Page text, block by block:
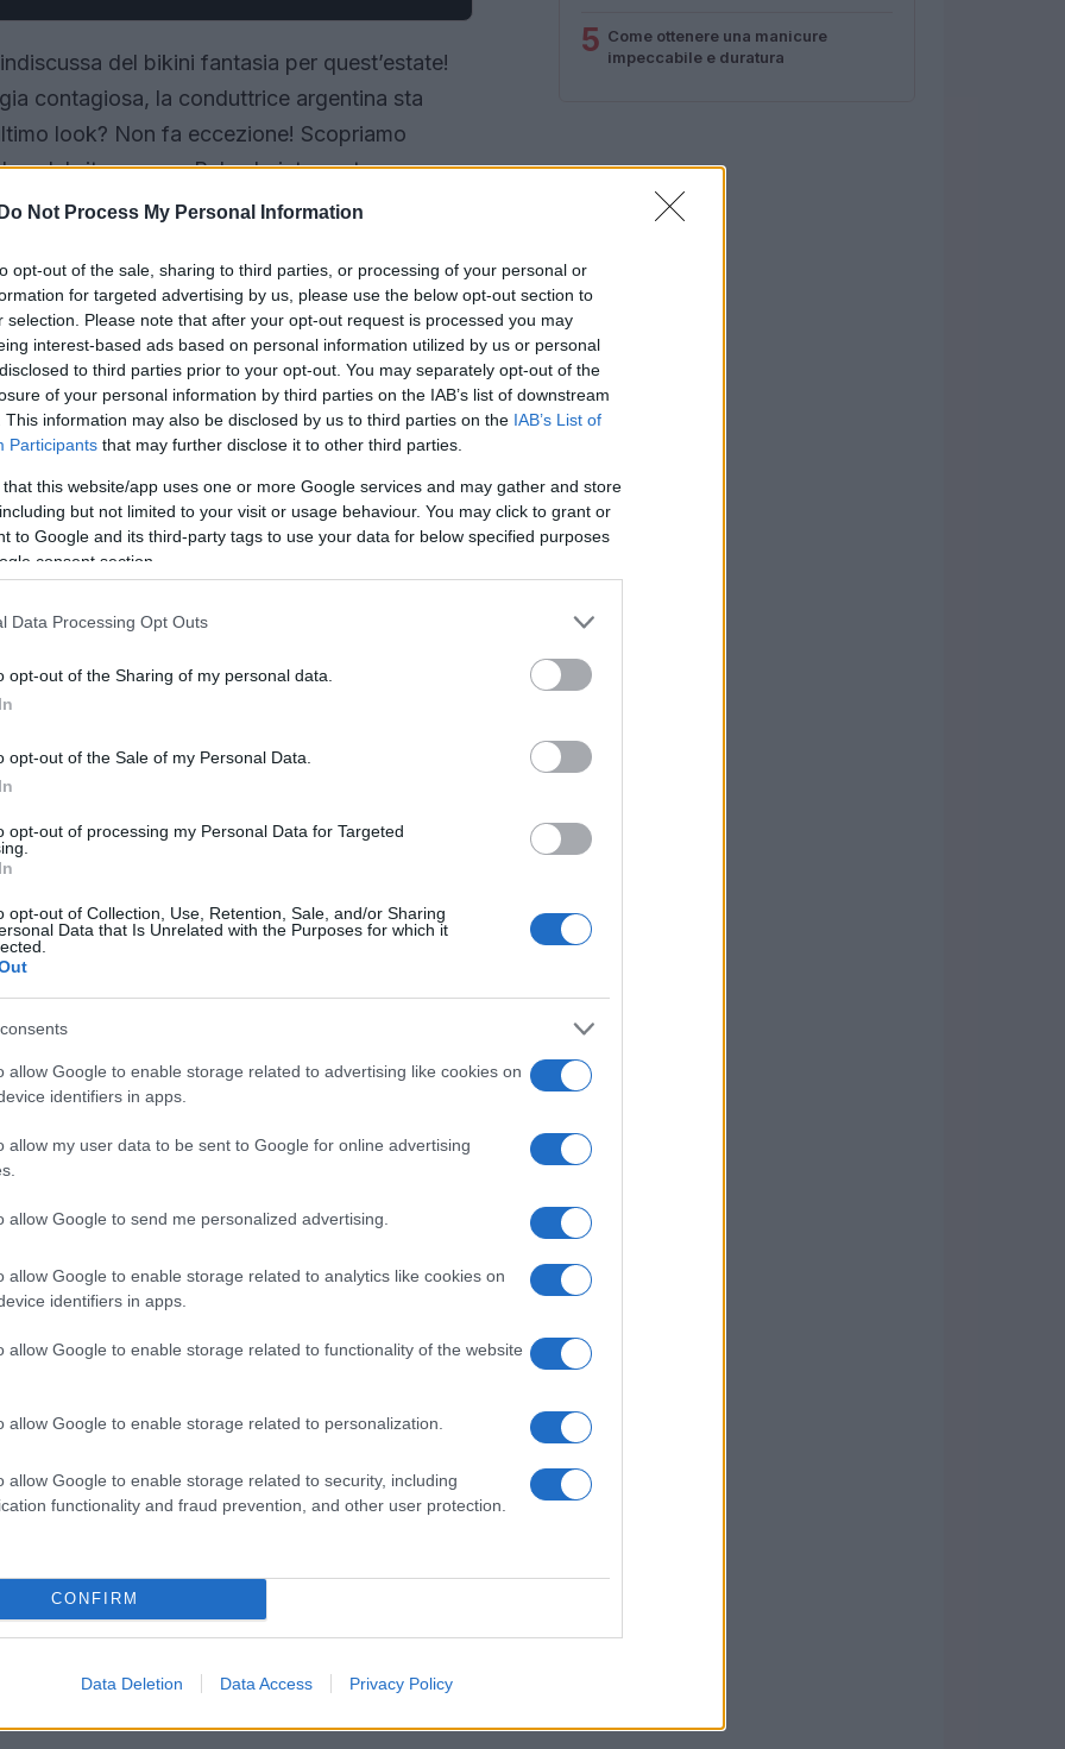
Do Not Process My Personal Information
opt-out of the sale, sharing to third parties, or processing of your personal or
for targeted advertising by us, please use the below opt-out section to
selection. Please note that after your opt-out request is processed you may
interest-based ads based on personal information utilized by us or personal
to third parties prior to your opt-out. You may separately opt-out of the
of your personal information by third parties on the IAB’s list of downstream
This information may also be disclosed by us to third parties on the IAB’s List of
Participants that may further disclose it to other third parties.
that this website/app uses one or more Google services and may gather and store
but not limited to your visit or usage behaviour. You may click to grant or
to Google and its third-party tags to use your data for below specified purposes
consent section.
Data Processing Opt Outs
opt-out of the Sharing of my personal data.
opt-out of the Sale of my Personal Data.
opt-out of processing my Personal Data for Targeted
opt-out of Collection, Use, Retention, Sale, and/or Sharing
Data that Is Unrelated with the Purposes for which it
allow Google to enable storage related to advertising like cookies on
identifiers in apps.
allow my user data to be sent to Google for online advertising
allow Google to send me personalized advertising.
allow Google to enable storage related to analytics like cookies on
identifiers in apps.
allow Google to enable storage related to functionality of the website
allow Google to enable storage related to personalization.
allow Google to enable storage related to security, including
functionality and fraud prevention, and other user protection.
CONFIRM
Data Deletion Data Access Privacy Policy
del bikini fantasia per quest’estate!
contagiosa, la conduttrice argentina sta
look? Non fa eccezione! Scopriamo
celebrity e come Belen lo interpreta con
dell’estate 2025
delle vacanze estive di quest’anno. Con
di frutta come fragole e ciliegie, le
e celebrity sembra aver adottato
l’abbiamo vista sfoggiare un bikini
con toni vivaci di rosa, rosso e
che esalta la sua bellezza e il suo stile
e gli slip con laccetti, è perfetto per chi cerca
prezzo? Solo 75 euro! Davvero un affare per
vero colpo di scena è che il bikini non è solo
modo per Belen di esprimere la sua
come un semplice costume possa
gossip e serenità
La vita privata di Belen è sempre al
storia con Stefano De Martino, la conduttrice
con i suoi figli. Recentemente, ha rilasciato
della sua vita e delle sue esperienze
al suo ex marito. Belen ha affermato che,
per lei mantenere la propria indipendenza e
di sentirsi liberi e soddisfatti?
5 Come ottenere una manicure
impeccabile e duratura